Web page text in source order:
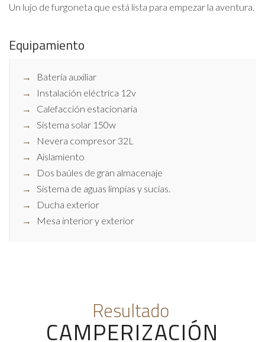
Un lujo de furgoneta que está lista para empezar la aventura.
Equipamiento
Batería auxiliar
Instalación eléctrica 12v
Calefacción estacionaria
Sistema solar 150w
Nevera compresor 32L
Aislamiento
Dos baúles de gran almacenaje
Sistema de aguas limpias y sucias.
Ducha exterior
Mesa interior y exterior
Resultado
CAMPERIZACIÓN